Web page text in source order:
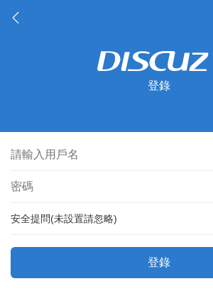
登錄
安全提問(未設置請忽略)
登錄